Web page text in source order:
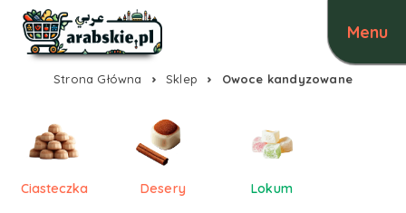
Strona Główna Sklep Owoce kandyzowane
Ciasteczka Desery Lokum